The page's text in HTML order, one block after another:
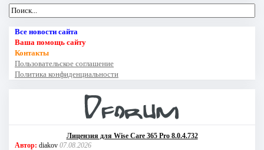
Все новости сайта
Ваша помощь сайту
Контакты
Пользовательское соглашение
Политика конфиденциальности
Лицензия для Wise Care 365 Pro 8.0.4.732
Автор: diakov 07.08.2026